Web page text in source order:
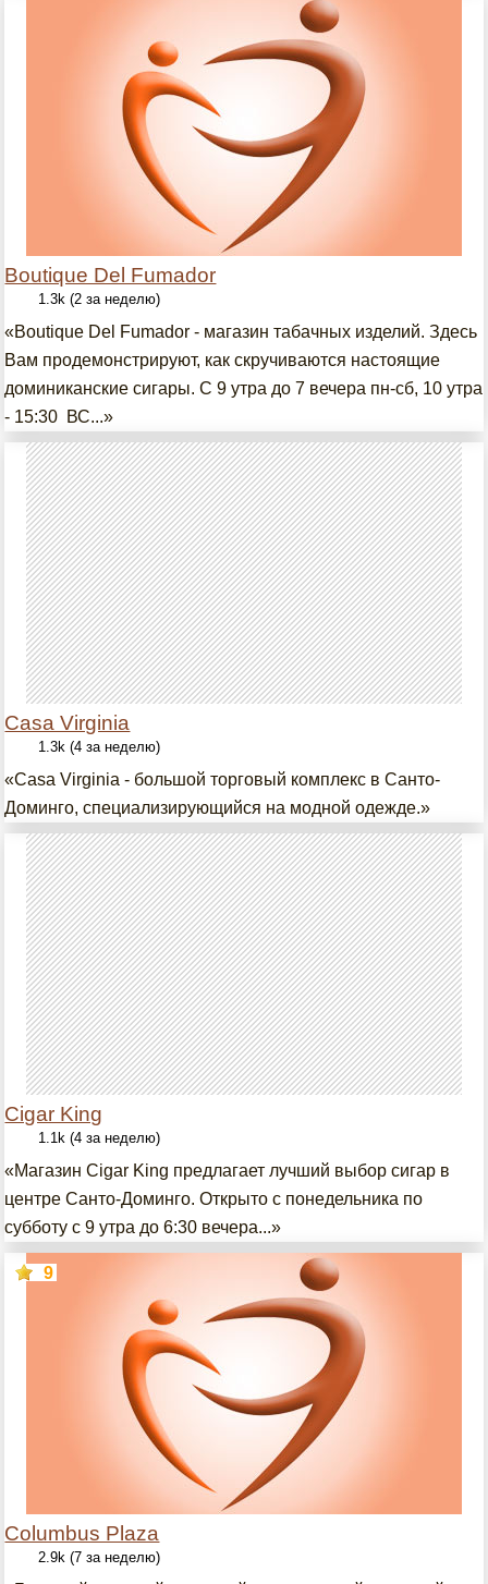
Boutique Del Fumador
1.3k (2 за неделю)
«Boutique Del Fumador - магазин табачных изделий. Здесь
Вам продемонстрируют, как скручиваются настоящие
доминиканские сигары. С 9 утра до 7 вечера пн-сб, 10 утра
- 15:30 ВС...»
Casa Virginia
1.3k (4 за неделю)
«Casa Virginia - большой торговый комплекс в Санто-
Доминго, специализирующийся на модной одежде.»
Cigar King
1.1k (4 за неделю)
«Магазин Cigar King предлагает лучший выбор сигар в
центре Санто-Доминго. Открыто с понедельника по
субботу с 9 утра до 6:30 вечера...»
Columbus Plaza
9
2.9k (7 за неделю)